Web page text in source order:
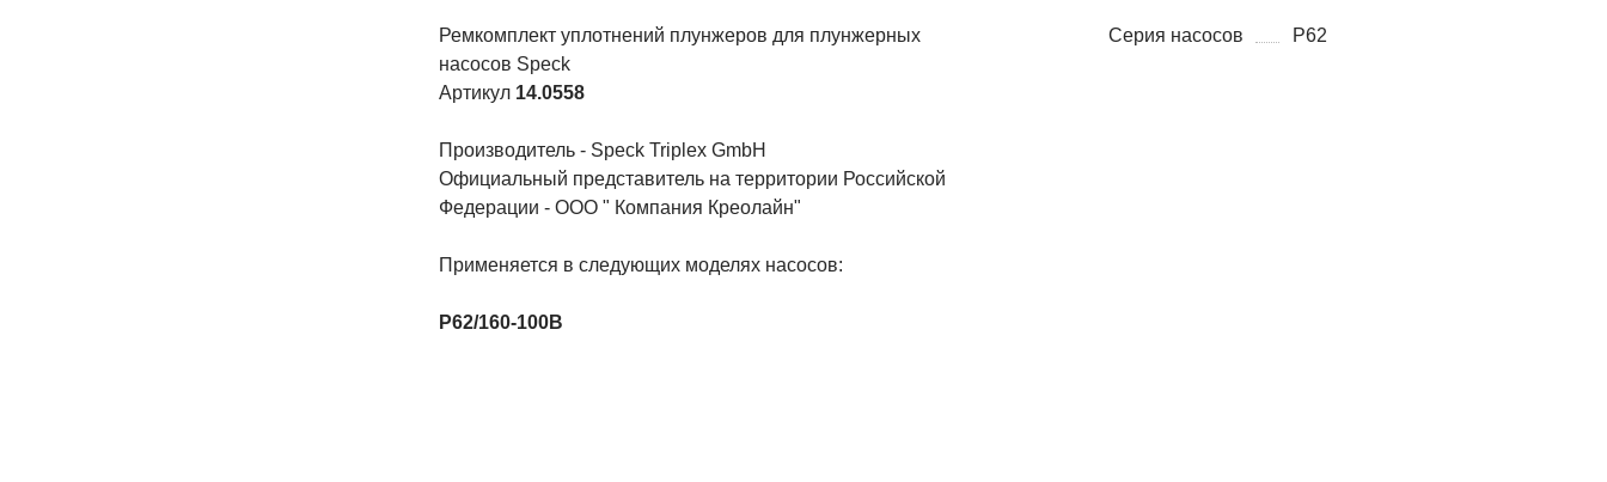
Ремкомплект уплотнений плунжеров для плунжерных
насосов Speck
Артикул 14.0558
Производитель - Speck Triplex GmbH
Официальный представитель на территории Российской
Федерации - ООО " Компания Креолайн"
Применяется в следующих моделях насосов:
P62/160-100B
Серия насосов P62